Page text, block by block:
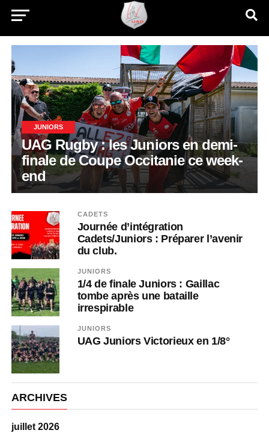
JUNIORS
UAG Rugby : les Juniors en demi-
finale de Coupe Occitanie ce week-
end
CADETS
Journée d’intégration
Cadets/Juniors : Préparer l’avenir
du club.
JUNIORS
1/4 de finale Juniors : Gaillac
tombe après une bataille
irrespirable
JUNIORS
UAG Juniors Victorieux en 1/8°
ARCHIVES
juillet 2026